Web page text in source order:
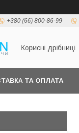
+380 (66) 800-86-99
Корисні дрібниці
ТА ОПЛАТА